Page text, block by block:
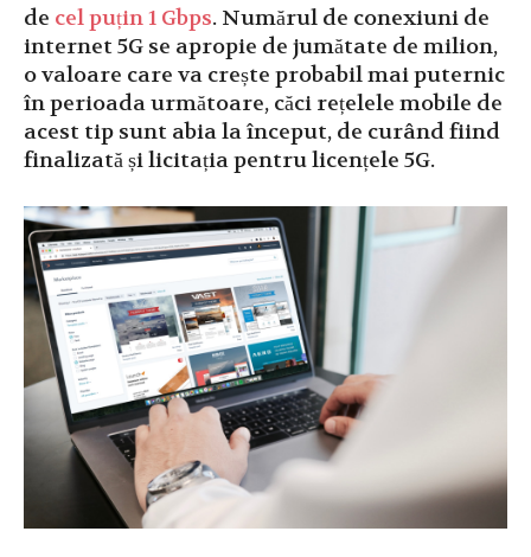
de cel puțin 1 Gbps. Numărul de conexiuni de
internet 5G se apropie de jumătate de milion,
o valoare care va crește probabil mai puternic
în perioada următoare, căci rețelele mobile de
acest tip sunt abia la început, de curând fiind
finalizată și licitația pentru licențele 5G.